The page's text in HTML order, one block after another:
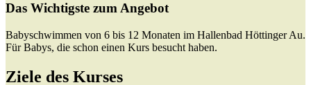
Das Wichtigste zum Angebot
Babyschwimmen von 6 bis 12 Monaten im Hallenbad Höttinger Au.
Für Babys, die schon einen Kurs besucht haben.
Ziele des Kurses